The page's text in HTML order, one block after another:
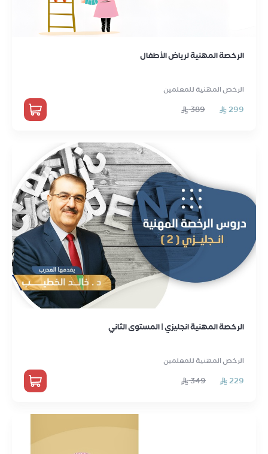
الرخصة المهنية لرياض الأطفال
الرخص المهنية للمعلمين
299
389
الرخصة المهنية انجليزي | المستوى الثاني
الرخص المهنية للمعلمين
229
349